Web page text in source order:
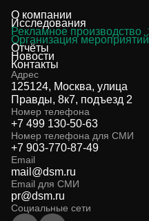
О компании
Исследования
Рекламное производство
Организация мероприятий
Отчёты
Новости
Контакты
Адрес
125124, Москва, улица
Правды, 8к7, подъезд 2
Номер телефона
+7 499 130-50-63
Номер телефона для СМИ
+7 903-770-87-49
Email
mail@dsm.ru
Email для СМИ
pr@dsm.ru
Социальные сети